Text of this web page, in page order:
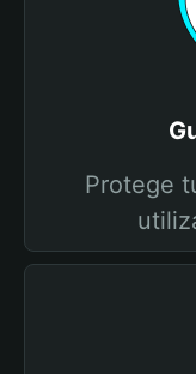
Protege